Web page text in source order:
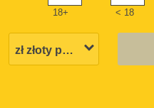
18+ < 18